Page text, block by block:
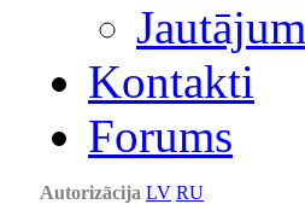
Kontakti
Forums
Autorizācija LV RU